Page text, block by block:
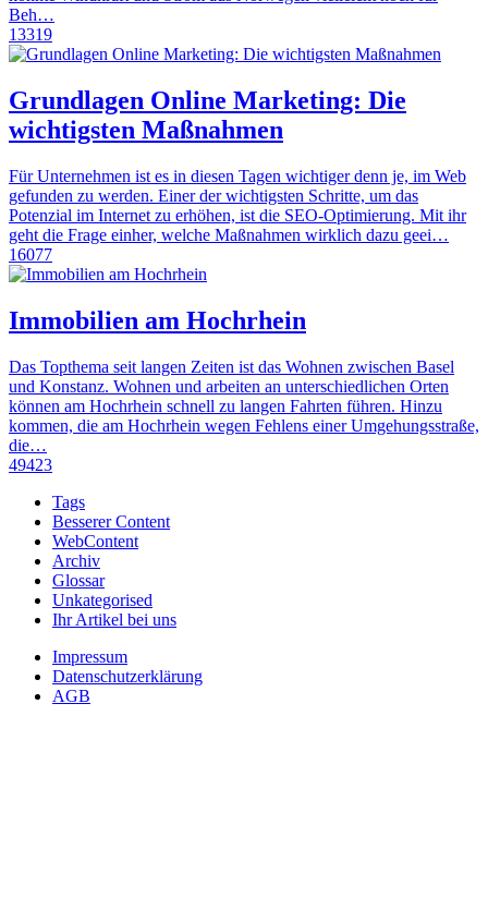
Beh…
13319
Grundlagen Online Marketing: Die
wichtigsten Maßnahmen
Für Unternehmen ist es in diesen Tagen wichtiger denn je, im Web
gefunden zu werden. Einer der wichtigsten Schritte, um das
Potenzial im Internet zu erhöhen, ist die SEO-Optimierung. Mit ihr
geht die Frage einher, welche Maßnahmen wirklich dazu geei…
16077
Immobilien am Hochrhein
Das Topthema seit langen Zeiten ist das Wohnen zwischen Basel
und Konstanz. Wohnen und arbeiten an unterschiedlichen Orten
können am Hochrhein schnell zu langen Fahrten führen. Hinzu
kommen, die am Hochrhein wegen Fehlens einer Umgehungsstraße,
die…
49423
Tags
Besserer Content
WebContent
Archiv
Glossar
Unkategorised
Ihr Artikel bei uns
Impressum
Datenschutzerklärung
AGB